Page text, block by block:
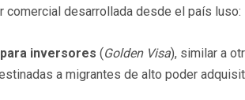
comercial desarrollada desde el país luso:
inversores (Golden Visa), similar a
a migrantes de alto poder